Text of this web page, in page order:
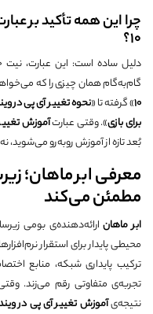
چرا این همه تأکید بر
10؟
دلیل ساده است: این عبارت،
گام‌به‌گام همان چیزی را که
10» گرفته تا «نحوه تغییر آی پی در
برای بازی». وقتی عبارتآموزش تغییر
بُعد تازه از آموزش روبه‌رو می‌شوید،
معرفی ابر ماهان؛
مطمئن می‌کند
ابر ماهانارائه‌دهنده‌ی بومی
محیطی پایدار برای استقرار
تجربه‌ی متفاوتی رقم می‌زند.
نتیجه‌یآموزش تغییر آی پی در